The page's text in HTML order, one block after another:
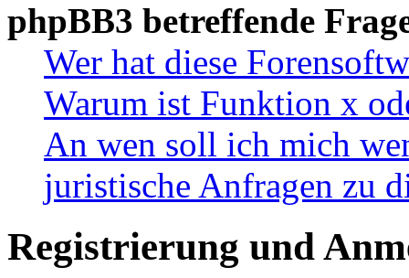
phpBB3 betreffende
Wer hat diese
Warum ist Funktion x
An wen soll ich mich
juristische Anfragen zu
Registrierung und